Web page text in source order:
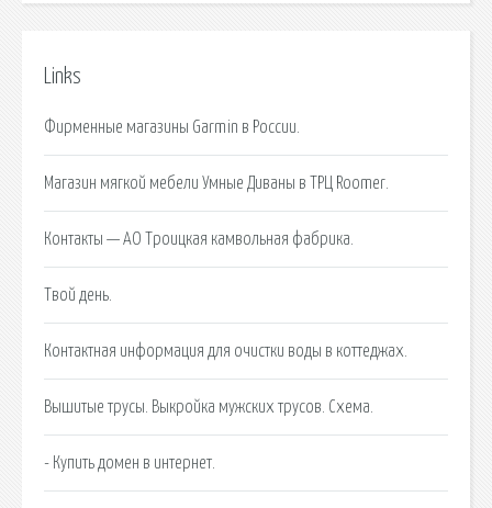
Links
Фирменные магазины Garmin в России.
Магазин мягкой мебели Умные Диваны в ТРЦ Roomer.
Контакты — АО Троицкая камвольная фабрика.
Твой день.
Контактная информация для очистки воды в коттеджах.
Вышитые трусы. Выкройка мужских трусов. Схема.
- Купить домен в интернет.